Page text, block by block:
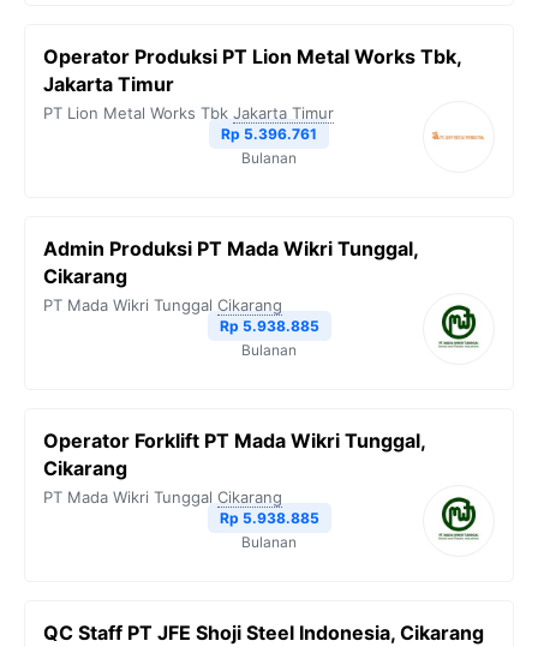
Operator Produksi PT Lion Metal Works Tbk,
Jakarta Timur
PT Lion Metal Works Tbk Jakarta Timur
Rp 5.396.761
Bulanan
Admin Produksi PT Mada Wikri Tunggal,
Cikarang
PT Mada Wikri Tunggal Cikarang
Rp 5.938.885
Bulanan
Operator Forklift PT Mada Wikri Tunggal,
Cikarang
PT Mada Wikri Tunggal Cikarang
Rp 5.938.885
Bulanan
QC Staff PT JFE Shoji Steel Indonesia, Cikarang